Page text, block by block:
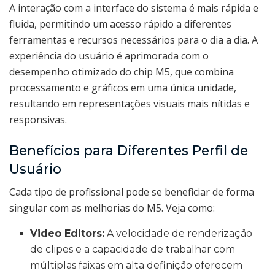
A interação com a interface do sistema é mais rápida e
fluida, permitindo um acesso rápido a diferentes
ferramentas e recursos necessários para o dia a dia. A
experiência do usuário é aprimorada com o
desempenho otimizado do chip M5, que combina
processamento e gráficos em uma única unidade,
resultando em representações visuais mais nítidas e
responsivas.
Benefícios para Diferentes Perfil de
Usuário
Cada tipo de profissional pode se beneficiar de forma
singular com as melhorias do M5. Veja como:
Video Editors: A velocidade de renderização
de clipes e a capacidade de trabalhar com
múltiplas faixas em alta definição oferecem